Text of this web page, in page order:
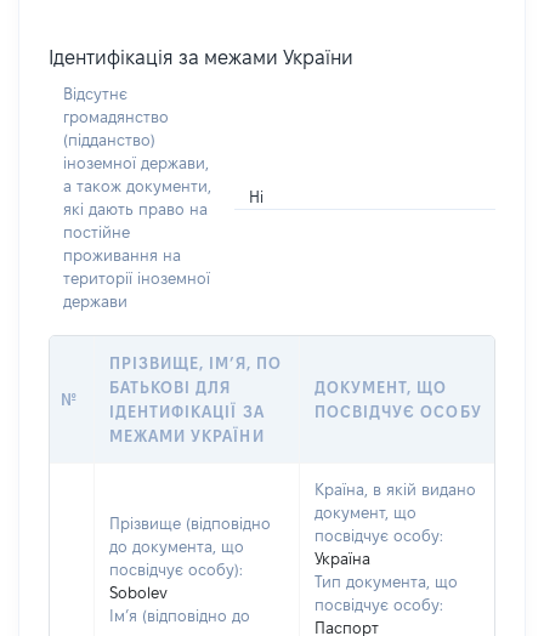
Ідентифікація за межами України
Відсутнє
громадянство
(підданство)
іноземної держави,
а також документи,
які дають право на
постійне
проживання на
території іноземної
держави
Ні
№
ПРІЗВИЩЕ, ІМ’Я, ПО
БАТЬКОВІ ДЛЯ
ІДЕНТИФІКАЦІЇ ЗА
МЕЖАМИ УКРАЇНИ
ДОКУМЕНТ, ЩО
ПОСВІДЧУЄ ОСОБУ
Прізвище (відповідно
до документа, що
посвідчує особу):
Sobolev
Ім’я (відповідно до
Країна, в якій видано
документ, що
посвідчує особу:
Україна
Тип документа, що
посвідчує особу:
Паспорт